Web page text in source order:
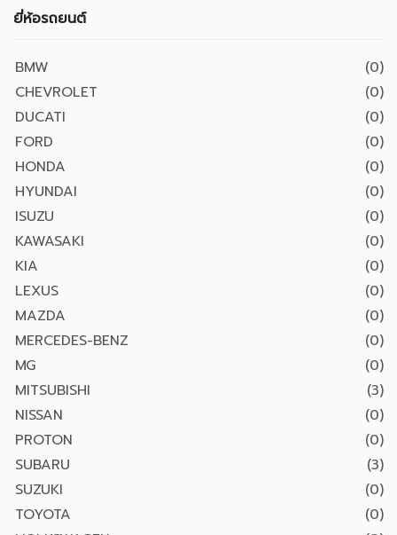
ยี่ห้อรถยนต์
BMW
(0)
CHEVROLET
(0)
DUCATI
(0)
FORD
(0)
HONDA
(0)
HYUNDAI
(0)
ISUZU
(0)
KAWASAKI
(0)
KIA
(0)
LEXUS
(0)
MAZDA
(0)
MERCEDES-BENZ
(0)
MG
(0)
MITSUBISHI
(3)
NISSAN
(0)
PROTON
(0)
SUBARU
(3)
SUZUKI
(0)
TOYOTA
(0)